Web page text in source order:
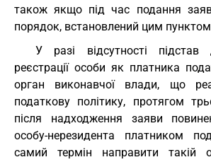
також якщо під час подання
порядок, встановлений цим
У разі відсутності
реєстрації особи як платника
орган виконавчої влади, що
податкову політику, протягом
після надходження заяви
особу-нерезидента платником
самий термін направити такій